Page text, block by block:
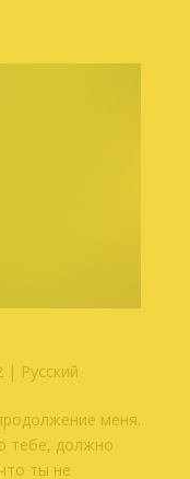
| Русский
меня.
тебе, должно
ты не